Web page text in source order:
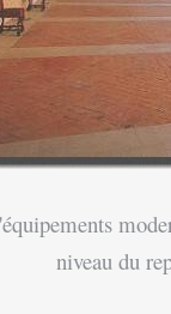
niveau du